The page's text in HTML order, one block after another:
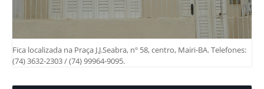
Fica localizada na Praça J.J.Seabra, nº 58, centro, Mairi-BA. Telefones:
(74) 3632-2303 / (74) 99964-9095.